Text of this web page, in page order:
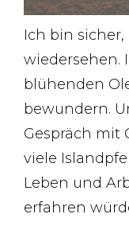
Ich bin
wiedersehen.
blühenden
bewundern.
Gespräch mit
viele
Leben und
erfahren